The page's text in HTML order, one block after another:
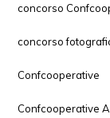
concorso
concorso
Confcooperative
Confcooperative